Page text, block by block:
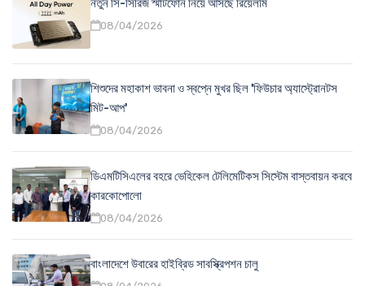
08/04/2026
শিশুদের মহাকাশ ভাবনা ও স্বপ্নে মুখর ছিল 'ফিউচার অ্যাস্ট্রোনটস
মিট-আপ'
08/04/2026
ডিএমটিসিএলের বহরে ভেহিকেল টেলিমেটিকস সিস্টেম বাস্তবায়ন করবে
কারকোপোলো
08/04/2026
বাংলাদেশে উবারের হাইব্রিড সাবস্ক্রিপশন চালু